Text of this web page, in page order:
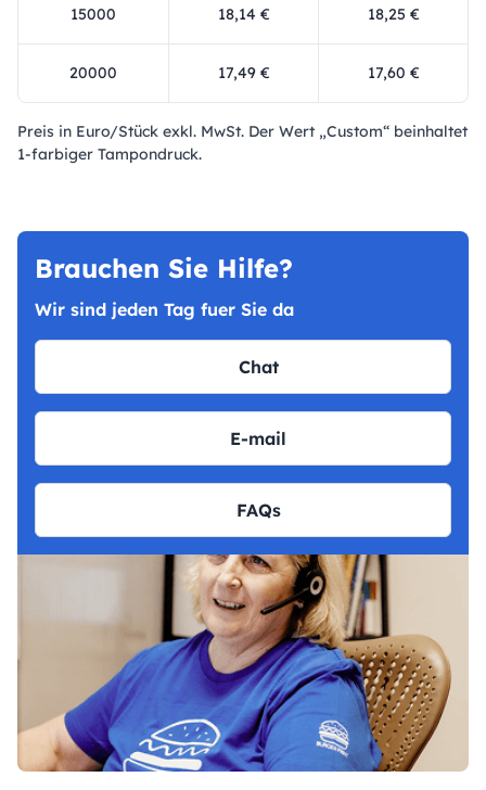
15000 18,14 € 18,25 €
20000 17,49 € 17,60 €
Preis in Euro/Stück exkl. MwSt. Der Wert „Custom“ beinhaltet
1-farbiger Tampondruck.
Brauchen Sie Hilfe?
Wir sind jeden Tag fuer Sie da
Chat
E-mail
FAQs